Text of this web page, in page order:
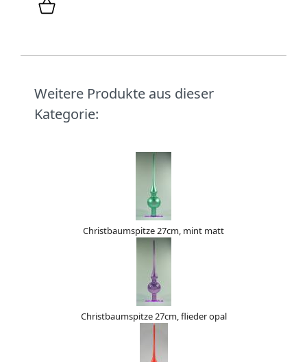
Weitere Produkte aus dieser
Kategorie:
Christbaumspitze 27cm, mint matt
Christbaumspitze 27cm, flieder opal